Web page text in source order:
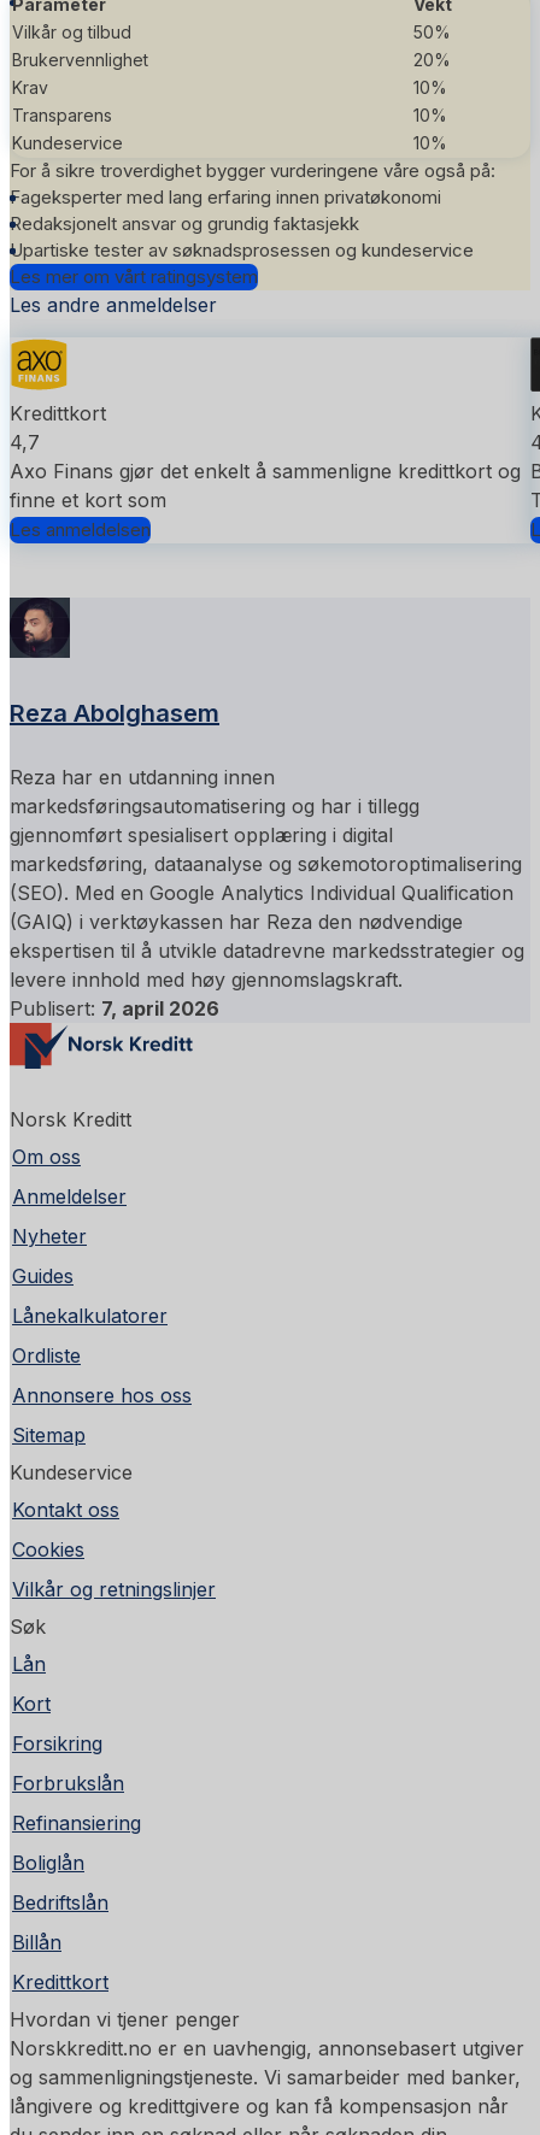
Vilkår og tilbud
50%
Brukervennlighet
20%
Krav
10%
Transparens
10%
Kundeservice
10%
For å sikre troverdighet bygger vurderingene våre også på:
Fageksperter med lang erfaring innen privatøkonomi
Redaksjonelt ansvar og grundig faktasjekk
Upartiske tester av søknadsprosessen og kundeservice
Les mer om vårt ratingsystem
Les andre anmeldelser
Kredittkort
4,7
Axo Finans gjør det enkelt å sammenligne kredittkort og
finne et kort som
Les anmeldelsen
Reza Abolghasem
Reza har en utdanning innen
markedsføringsautomatisering og har i tillegg
gjennomført spesialisert opplæring i digital
markedsføring, dataanalyse og søkemotoroptimalisering
(SEO). Med en Google Analytics Individual Qualification
(GAIQ) i verktøykassen har Reza den nødvendige
ekspertisen til å utvikle datadrevne markedsstrategier og
levere innhold med høy gjennomslagskraft.
Publisert: 7, april 2026
Norsk Kreditt
Om oss
Anmeldelser
Nyheter
Guides
Lånekalkulatorer
Ordliste
Annonsere hos oss
Sitemap
Kundeservice
Kontakt oss
Cookies
Vilkår og retningslinjer
Søk
Lån
Kort
Forsikring
Forbrukslån
Refinansiering
Boliglån
Bedriftslån
Billån
Kredittkort
Hvordan vi tjener penger
Norskkreditt.no er en uavhengig, annonsebasert utgiver
og sammenligningstjeneste. Vi samarbeider med banker,
långivere og kredittgivere og kan få kompensasjon når